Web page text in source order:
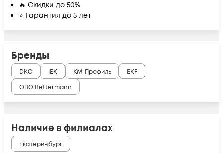
🔥 Скидки до 50%
⭐ Гарантия до 5 лет
Бренды
DKC IEK КМ-Профиль
EKF
OBO Bettermann
Наличие в филиалах
Екатеринбург